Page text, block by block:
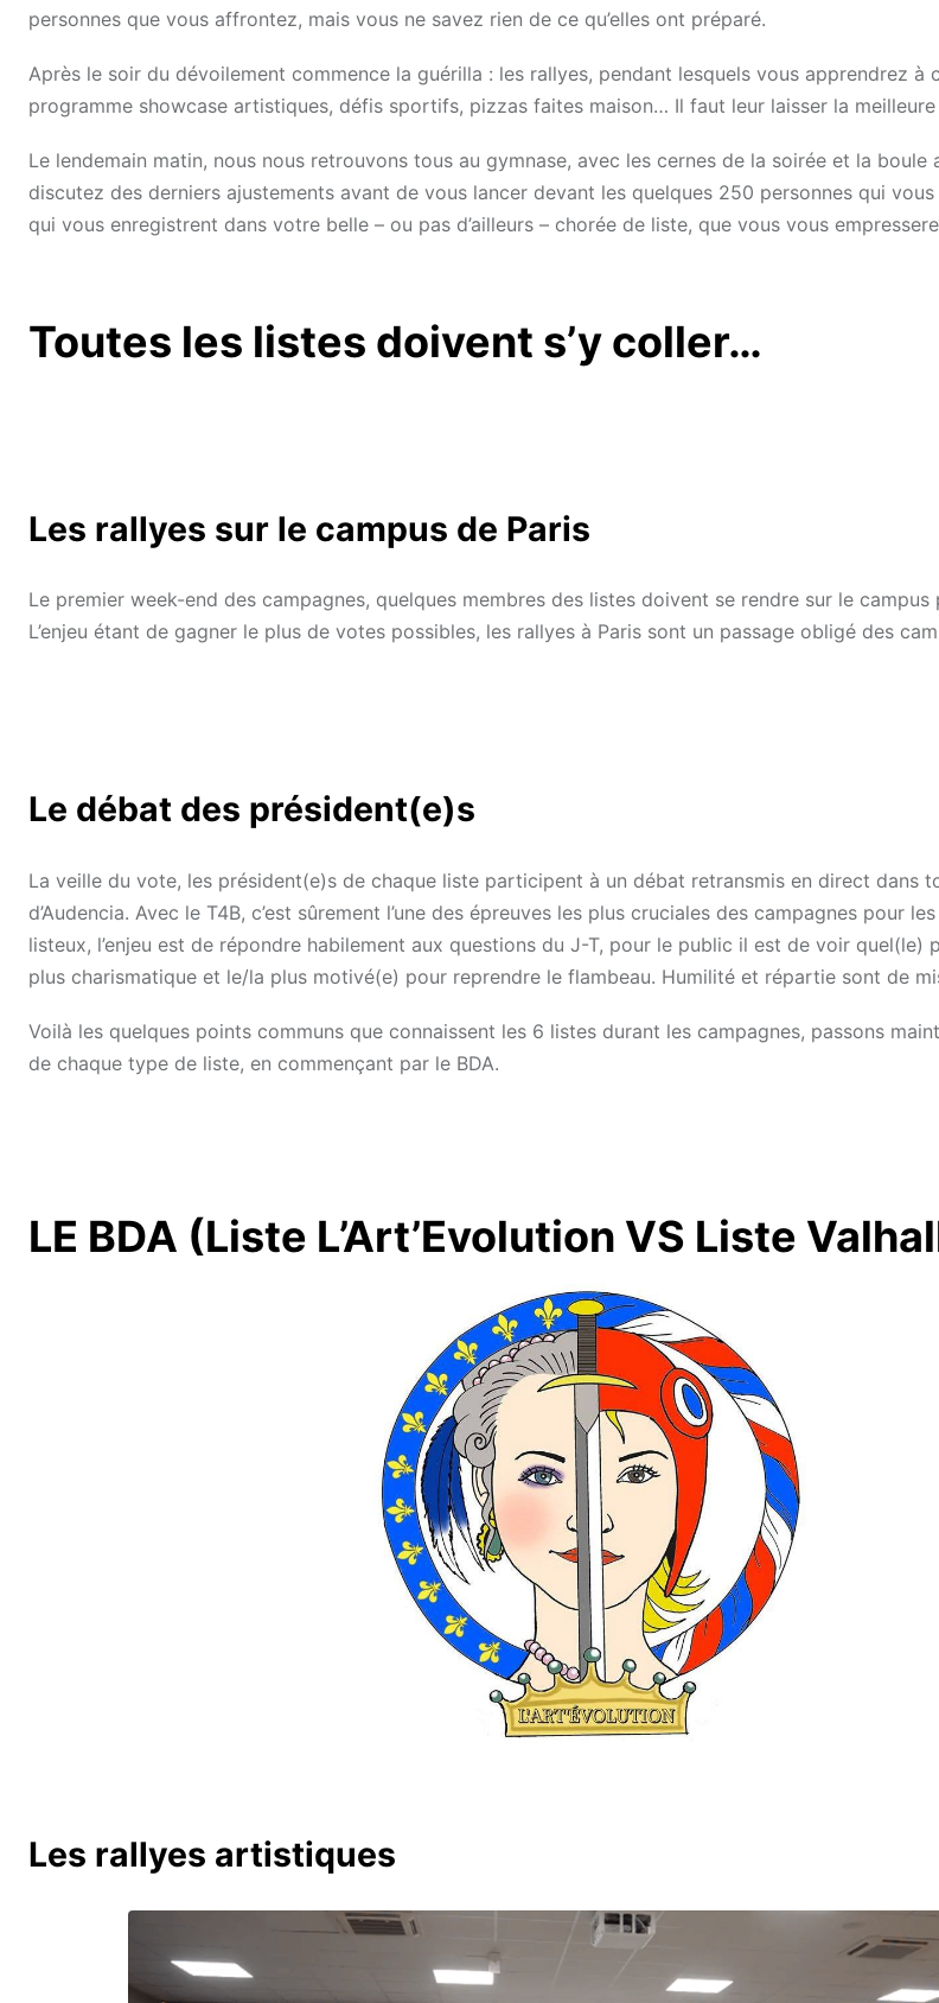
personnes que vous affrontez, mais vous ne savez rien de ce qu’elles ont préparé.
Après le soir du dévoilement commence la guérilla : les rallyes, pendant lesquels vous apprendrez à
programme showcase artistiques, défis sportifs, pizzas faites maison… Il faut leur laisser la
Le lendemain matin, nous nous retrouvons tous au gymnase, avec les cernes de la soirée et la boule
discutez des derniers ajustements avant de vous lancer devant les quelques 250 personnes qui
qui vous enregistrent dans votre belle – ou pas d’ailleurs – chorée de liste, que vous vous
Toutes les listes doivent s’y coller…
Les rallyes sur le campus de Paris
Le premier week-end des campagnes, quelques membres des listes doivent se rendre sur le campus
L’enjeu étant de gagner le plus de votes possibles, les rallyes à Paris sont un passage obligé des
Le débat des président(e)s
La veille du vote, les président(e)s de chaque liste participent à un débat retransmis en direct dans
d’Audencia. Avec le T4B, c’est sûrement l’une des épreuves les plus cruciales des campagnes pour
listeux, l’enjeu est de répondre habilement aux questions du J-T, pour le public il est de voir quel(le)
plus charismatique et le/la plus motivé(e) pour reprendre le flambeau. Humilité et répartie sont de
Voilà les quelques points communs que connaissent les 6 listes durant les campagnes, passons
de chaque type de liste, en commençant par le BDA.
LE BDA (Liste L’Art’Evolution VS Liste
Les rallyes artistiques